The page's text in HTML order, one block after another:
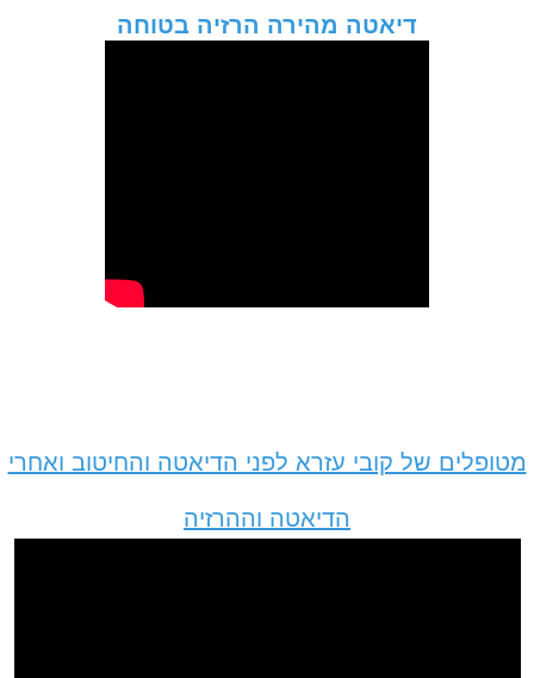
דיאטה מהירה הרזיה בטוחה
מטופלים של קובי עזרא לפני הדיאטה והחיטוב ואחרי
הדיאטה וההרזיה